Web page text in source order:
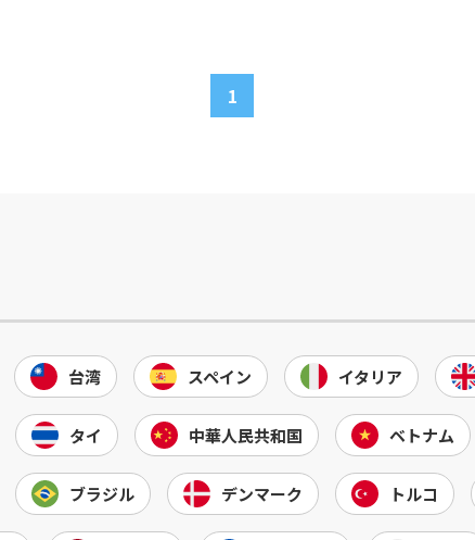
1
台湾 スペイン イタリア
タイ 中華人民共和国 ベトナム
ブラジル デンマーク トルコ